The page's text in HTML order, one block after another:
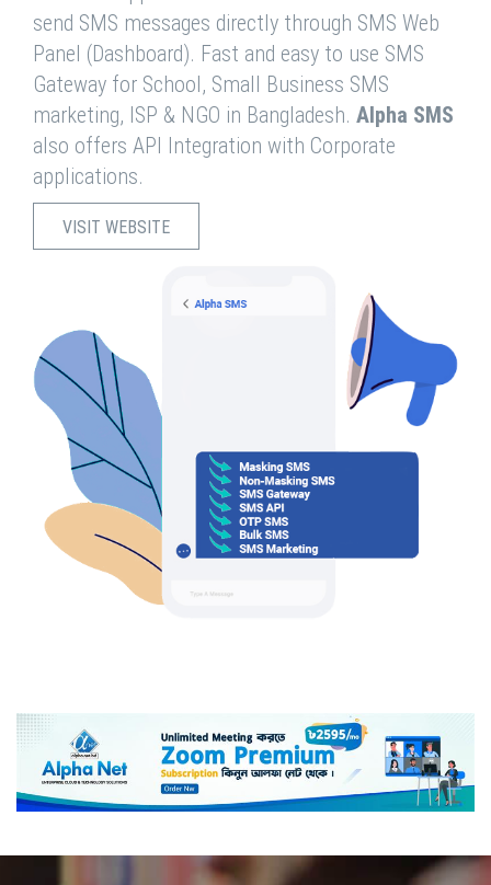
send SMS messages directly through SMS Web
Panel (Dashboard). Fast and easy to use SMS
Gateway for School, Small Business SMS
marketing, ISP & NGO in Bangladesh. Alpha SMS
also offers API Integration with Corporate
applications.
VISIT WEBSITE